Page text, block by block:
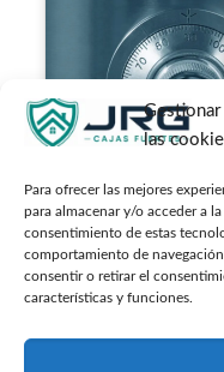
las
Para ofrecer las mejores
para almacenar y/o acceder a
consentimiento de estas
comportamiento de
consentir o retirar el
características y funciones.
Especialista en reparar
cajas fuertes de todo
¿Qué servicios de
fuertes son…